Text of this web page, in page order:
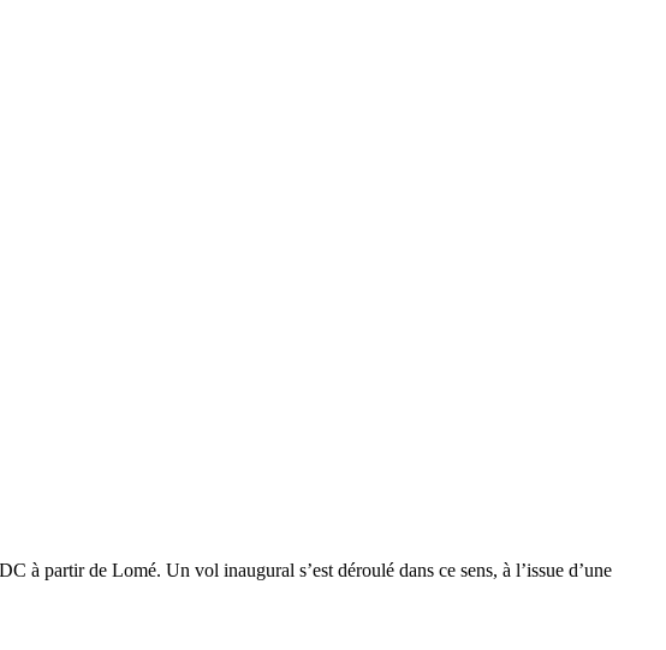
partir de Lomé. Un vol inaugural s’est déroulé dans ce sens, à l’issue d’une